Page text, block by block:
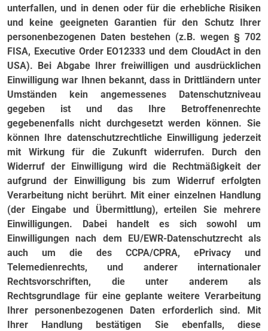
unterfallen, und in denen oder für die erhebliche Risiken
und keine geeigneten Garantien für den Schutz Ihrer
personenbezogenen Daten bestehen (z.B. wegen § 702
FISA, Executive Order EO12333 und dem CloudAct in den
USA). Bei Abgabe Ihrer freiwilligen und ausdrücklichen
Einwilligung war Ihnen bekannt, dass in Drittländern unter
Umständen kein angemessenes Datenschutzniveau
gegeben ist und das Ihre Betroffenenrechte
gegebenenfalls nicht durchgesetzt werden können. Sie
können Ihre datenschutzrechtliche Einwilligung jederzeit
mit Wirkung für die Zukunft widerrufen. Durch den
Widerruf der Einwilligung wird die Rechtmäßigkeit der
aufgrund der Einwilligung bis zum Widerruf erfolgten
Verarbeitung nicht berührt. Mit einer einzelnen Handlung
(der Eingabe und Übermittlung), erteilen Sie mehrere
Einwilligungen. Dabei handelt es sich sowohl um
Einwilligungen nach dem EU/EWR-Datenschutzrecht als
auch um die des CCPA/CPRA, ePrivacy und
Telemedienrechts, und anderer internationaler
Rechtsvorschriften, die unter anderem als
Rechtsgrundlage für eine geplante weitere Verarbeitung
Ihrer personenbezogenen Daten erforderlich sind. Mit
Ihrer Handlung bestätigen Sie ebenfalls, diese